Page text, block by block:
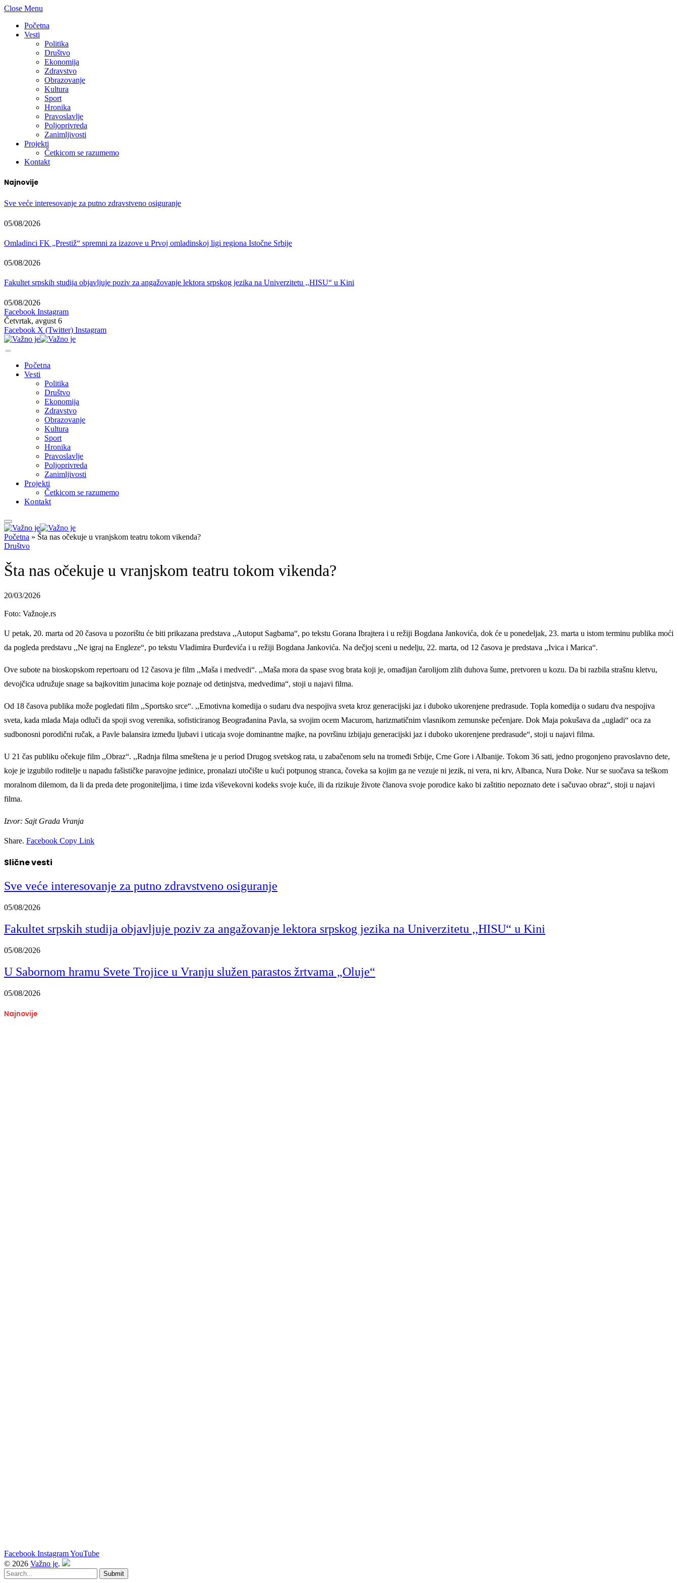
Close Menu
Početna
Vesti
Politika
Društvo
Ekonomija
Zdravstvo
Obrazovanje
Kultura
Sport
Hronika
Pravoslavlje
Poljoprivreda
Zanimljivosti
Projekti
Četkicom se razumemo
Kontakt
Najnovije
Sve veće interesovanje za putno zdravstveno osiguranje
05/08/2026
Omladinci FK „Prestiž“ spremni za izazove u Prvoj omladinskoj ligi regiona Istočne Srbije
05/08/2026
Fakultet srpskih studija objavljuje poziv za angažovanje lektora srpskog jezika na Univerzitetu ,,HISU“ u Kini
05/08/2026
Facebook Instagram
Četvrtak, avgust 6
Facebook X (Twitter) Instagram
Početna
Vesti
Politika
Društvo
Ekonomija
Zdravstvo
Obrazovanje
Kultura
Sport
Hronika
Pravoslavlje
Poljoprivreda
Zanimljivosti
Projekti
Četkicom se razumemo
Kontakt
Početna » Šta nas očekuje u vranjskom teatru tokom vikenda?
Društvo
Šta nas očekuje u vranjskom teatru tokom vikenda?
20/03/2026
Foto: Važnoje.rs
U petak, 20. marta od 20 časova u pozorištu će biti prikazana predstava ,,Autoput Sagbama“, po tekstu Gorana Ibrajtera i u režiji Bogdana Jankovića, dok će u ponedeljak, 23. marta u istom terminu publika moći
da pogleda predstavu ,,Ne igraj na Engleze“, po tekstu Vladimira Đurđevića i u režiji Bogdana Jankovića. Na dečjoj sceni u nedelju, 22. marta, od 12 časova je predstava ,,Ivica i Marica“.
Ove subote na bioskopskom repertoaru od 12 časova je film ,,Maša i medvedi“. ,,Maša mora da spase svog brata koji je, omađijan čarolijom zlih duhova šume, pretvoren u kozu. Da bi razbila strašnu kletvu,
devojčica udružuje snage sa bajkovitim junacima koje poznaje od detinjstva, medvedima“, stoji u najavi filma.
Od 18 časova publika može pogledati film ,,Sportsko srce“. ,,Emotivna komedija o sudaru dva nespojiva sveta kroz generacijski jaz i duboko ukorenjene predrasude. Topla komedija o sudaru dva nespojiva
sveta, kada mlada Maja odluči da spoji svog verenika, sofisticiranog Beograđanina Pavla, sa svojim ocem Macurom, harizmatičnim vlasnikom zemunske pečenjare. Dok Maja pokušava da „ugladi“ oca za
sudbonosni porodični ručak, a Pavle balansira između ljubavi i uticaja svoje dominantne majke, na površinu izbijaju generacijski jaz i duboko ukorenjene predrasude“, stoji u najavi filma.
U 21 čas publiku očekuje film ,,Obraz“. ,,Radnja filma smeštena je u period Drugog svetskog rata, u zabačenom selu na tromeđi Srbije, Crne Gore i Albanije. Tokom 36 sati, jedno progonjeno pravoslavno dete,
koje je izgubilo roditelje u napadu fašističke paravojne jedinice, pronalazi utočište u kući potpunog stranca, čoveka sa kojim ga ne vezuje ni jezik, ni vera, ni krv, Albanca, Nura Doke. Nur se suočava sa teškom
moralnom dilemom, da li da preda dete progoniteljima, i time izda viševekovni kodeks svoje kuće, ili da rizikuje živote članova svoje porodice kako bi zaštitio nepoznato dete i sačuvao obraz“, stoji u najavi
filma.
Izvor: Sajt Grada Vranja
Share. Facebook Copy Link
Slične vesti
Sve veće interesovanje za putno zdravstveno osiguranje
05/08/2026
Fakultet srpskih studija objavljuje poziv za angažovanje lektora srpskog jezika na Univerzitetu ,,HISU“ u Kini
05/08/2026
U Sabornom hramu Svete Trojice u Vranju služen parastos žrtvama „Oluje“
05/08/2026
Najnovije
Facebook InstagramYouTube
© 2026 Važno je.
Submit